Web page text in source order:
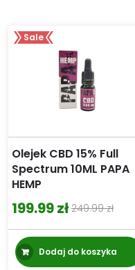
Sale
Olejek CBD 15% Full
Spectrum 10ML PAPA
HEMP
249.99zł
Pierwotna
cena
wynosiła:
199.99zł
Aktualna
cena
wynosi:Dodaj do koszyka